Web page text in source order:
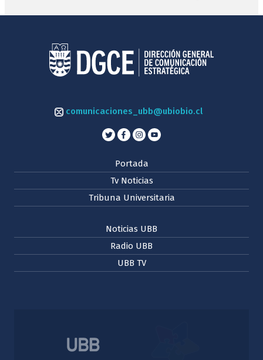
comunicaciones_ubb@ubiobio.cl
Portada
Tv Noticias
Tribuna Universitaria
Noticias UBB
Radio UBB
UBB TV